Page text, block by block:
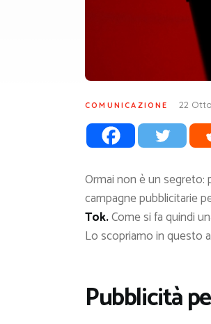
COMUNICAZIONE 22
Ormai non è un segreto:
campagne pubblicitarie
Tok.Come si fa quindi
Lo scopriamo in questo
Pubblicità